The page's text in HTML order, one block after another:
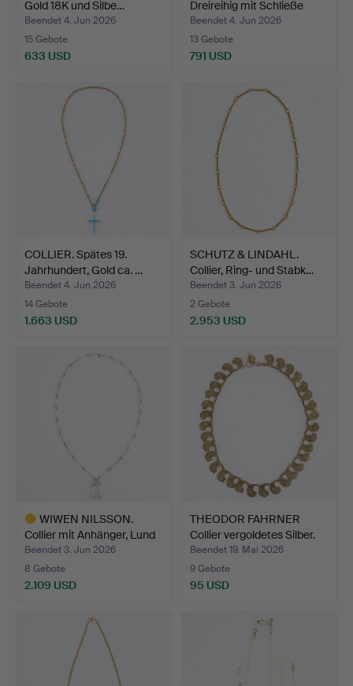
Gold 18K und Silbe…
Beendet 4. Jun 2026
15 Gebote
633 USD
Dreireihig mit Schließe
aus…
Beendet 4. Jun 2026
13 Gebote
791 USD
COLLIER. Spätes 19.
Jahrhundert, Gold ca. …
Beendet 4. Jun 2026
14 Gebote
1.663 USD
SCHUTZ & LINDAHL.
Collier, Ring- und Stabk…
Beendet 3. Jun 2026
2 Gebote
2.953 USD
WIWEN NILSSON.
Collier mit Anhänger, Lund
…
Beendet 3. Jun 2026
8 Gebote
2.109 USD
THEODOR FAHRNER
Collier vergoldetes Silber.
Beendet 19. Mai 2026
9 Gebote
95 USD